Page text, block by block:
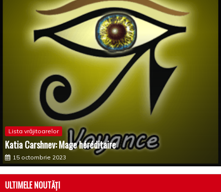
Lista vrăjitoarelor
Katia Carshnev: Mage héréditaire
15 octombrie 2023
ULTIMELE NOUTĂȚI